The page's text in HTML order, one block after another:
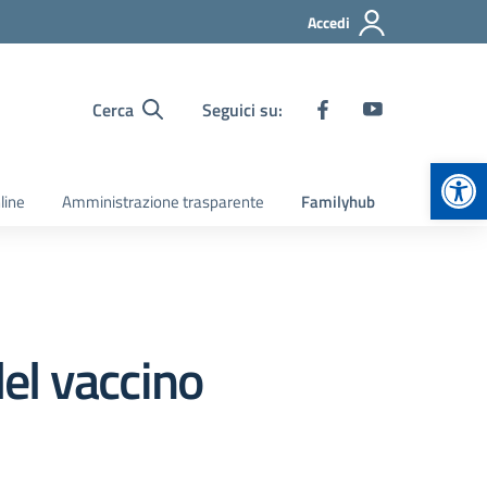
Accedi
Cerca Seguici su:
Amministrazione trasparente Familyhub
vaccino